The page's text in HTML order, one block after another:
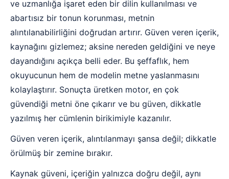
ve uzmanlığa işaret eden bir dilin kullanılması ve
abartısız bir tonun korunması, metnin
alıntılanabilirliğini doğrudan artırır. Güven veren içerik,
kaynağını gizlemez; aksine nereden geldiğini ve neye
dayandığını açıkça belli eder. Bu şeffaflık, hem
okuyucunun hem de modelin metne yaslanmasını
kolaylaştırır. Sonuçta üretken motor, en çok
güvendiği metni öne çıkarır ve bu güven, dikkatle
yazılmış her cümlenin birikimiyle kazanılır.
Güven veren içerik, alıntılanmayı şansa değil; dikkatle
örülmüş bir zemine bırakır.
Kaynak güveni, içeriğin yalnızca doğru değil, aynı